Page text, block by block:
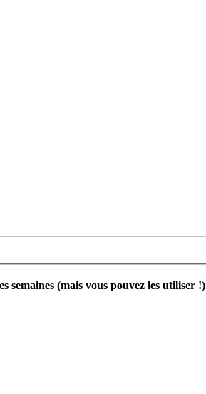
(mais vous pouvez les utiliser !)